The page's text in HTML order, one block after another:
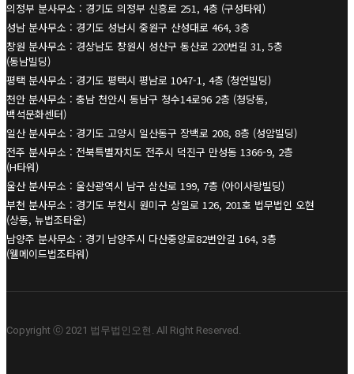
의정부 분사무소 : 경기도 의정부 신흥로 251, 4층 (구성타워)
성남 분사무소 : 경기도 성남시 중원구 산성대로 464, 3층
창원 분사무소 : 경상남도 창원시 성산구 동산로 220번길 31, 5층
(동남빌딩)
평택 분사무소 : 경기도 평택시 평남로 1047-1, 4층 (청언빌딩)
천안 분사무소 : 충남 천안시 동남구 청수14로96 2층 (청당동,
백석문화센터)
일산 분사무소 : 경기도 고양시 일산동구 장백로 208, 8층 (성암빌딩)
전주 분사무소 : 전북특별자치도 전주시 덕진구 만성동 1366-9, 2층
(H타워)
울산 분사무소 : 울산광역시 남구 삼산로 199, 7층 (아이사랑빌딩)
부천 분사무소 : 경기도 부천시 원미구 상일로 126, 201호 법무법인 오현
(상동, 뉴법조타운)
남양주 분사무소 : 경기 남양주시 다산중앙로82번안길 164, 3층
(웰메이드법조타워)
Copyright ⓒ 2021 법무법인오현. All Right Reserved.